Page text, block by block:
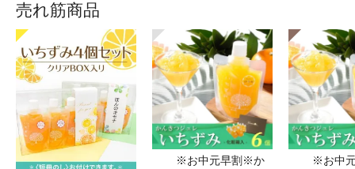
売れ筋商品
※お中元早割※か
※お中